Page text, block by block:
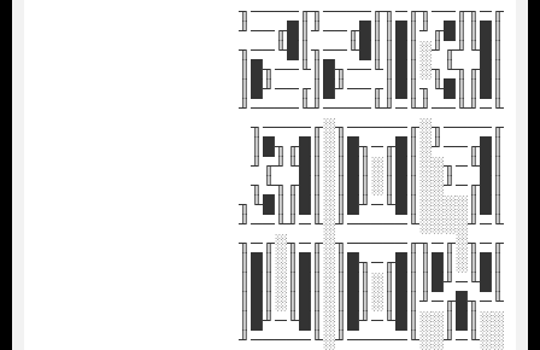
╓─╖╓──╖╓─╖╓────╖╓────╖
║█║║█╓╜║█║║█╓──╜║█╓──╜
║█╙╜╓╜░║█║║█╙──╖║█╙──╖
║█╓╖╙╖░║█║╙──╖█║╙──╖█║
║█║║█╙╖║█║╓──╜█║╓──╜█║
╙─╜╙──╜╙─╜╙────╜╙────╜
╓────╖░╓─────╖░╓────╖
║█╓──╜░║█╓─╖█║░║█╓╖█║
║█╙─╖░░║█║░║█║░║█╙╜╓╜
║█╓─╜░░║█║░║█║░║█╓╖╙╖
║█║░░░░║█╙─╜█║░║█║║█╙╖
╙─╜░░░░╙─────╜░╙─╜╙──╜
╓─╖░╓─╖╓─────╖░╓─╖░╓─╖
║█║░║█║║█╓─╖█║░║█║░║█║
║█╙─╜█║║█║░║█║░║█║░║█║
╙─╖█╓─╜║█║░║█║░║█║░║█║
░░║█║░░║█╙─╜█║░║█╙─╜█║
░░╙─╜░░╙─────╜░╙─────╜